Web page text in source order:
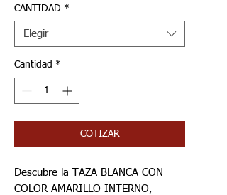
CANTIDAD *
Elegir
Cantidad *
COTIZAR
Descubre la TAZA BLANCA CON
COLOR AMARILLO INTERNO,